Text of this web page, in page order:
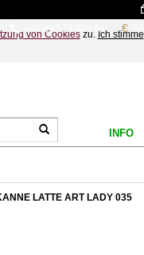
von Cookieszu. Ich stimme
+49 89 578 689 61
INFO
LATTE ART LADY 035